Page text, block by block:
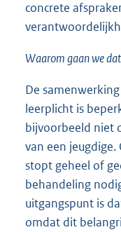
concrete
Waarom gaan we
De
leerplicht is
bijvoorbeeld niet
van een
stopt geheel of
behandeling
uitgangspunt is
omdat dit